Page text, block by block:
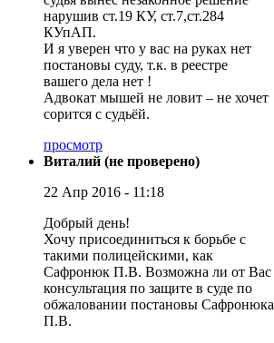
нарушив ст.19 КУ, ст.7,ст.284
КУпАП.
И я уверен что у вас на руках нет
постановы суду, т.к. в реестре
вашего дела нет !
Адвокат мышей не ловит – не хочет
сорится с судьёй.
просмотр
Виталий (не проверено)
22 Апр 2016 - 11:18
Добрый день!
Хочу присоединиться к борьбе с
такими полицейскими, как
Сафронюк П.В. Возможна ли от Вас
консультация по защите в суде по
обжаловании постановы Сафронюка
П.В.